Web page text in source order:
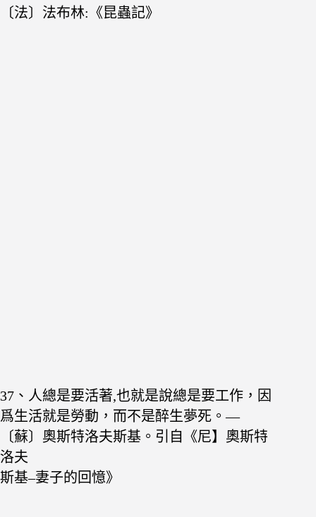
〔法〕法布林:《昆蟲記》
37、人總是要活著,也就是說總是要工作，因
爲生活就是勞動，而不是醉生夢死。—
〔蘇〕奧斯特洛夫斯基。引自《尼】奧斯特
洛夫
斯基–妻子的回憶》